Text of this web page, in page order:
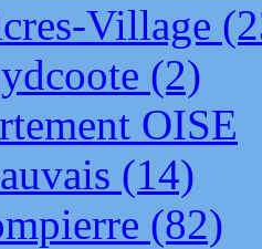
Village
(2)
OISE
(14)
(82)